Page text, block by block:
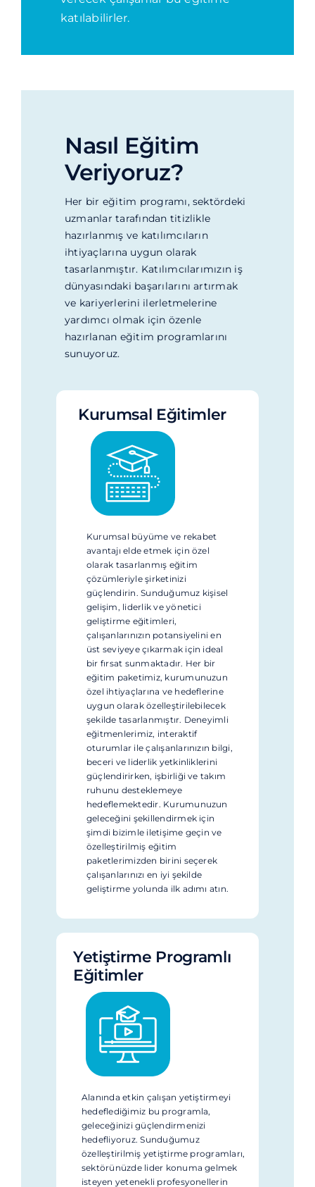
katılabilirler.
Nasıl Eğitim
Veriyoruz?
Her bir eğitim programı, sektördeki
uzmanlar tarafından titizlikle
hazırlanmış ve katılımcıların
ihtiyaçlarına uygun olarak
tasarlanmıştır. Katılımcılarımızın iş
dünyasındaki başarılarını artırmak
ve kariyerlerini ilerletmelerine
yardımcı olmak için özenle
hazırlanan eğitim programlarını
sunuyoruz.
Kurumsal Eğitimler
Kurumsal büyüme ve rekabet
avantajı elde etmek için özel
olarak tasarlanmış eğitim
çözümleriyle şirketinizi
güçlendirin. Sunduğumuz kişisel
gelişim, liderlik ve yönetici
geliştirme eğitimleri,
çalışanlarınızın potansiyelini en
üst seviyeye çıkarmak için ideal
bir fırsat sunmaktadır. Her bir
eğitim paketimiz, kurumunuzun
özel ihtiyaçlarına ve hedeflerine
uygun olarak özelleştirilebilecek
şekilde tasarlanmıştır. Deneyimli
eğitmenlerimiz, interaktif
oturumlar ile çalışanlarınızın bilgi,
beceri ve liderlik yetkinliklerini
güçlendirirken, işbirliği ve takım
ruhunu desteklemeye
hedeflemektedir. Kurumunuzun
geleceğini şekillendirmek için
şimdi bizimle iletişime geçin ve
özelleştirilmiş eğitim
paketlerimizden birini seçerek
çalışanlarınızı en iyi şekilde
geliştirme yolunda ilk adımı atın.
Yetiştirme Programlı
Eğitimler
Alanında etkin çalışan yetiştirmeyi
hedeflediğimiz bu programla,
geleceğinizi güçlendirmenizi
hedefliyoruz. Sunduğumuz
özelleştirilmiş yetiştirme programları,
sektörünüzde lider konuma gelmek
isteyen yetenekli profesyonellerin